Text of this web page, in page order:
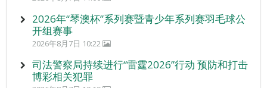
2026年“琴澳杯”系列赛暨青少年系列赛羽毛球公
开组赛事
2026年8月7日 10:22
司法警察局持续进行“雷霆2026”行动 预防和打击
博彩相关犯罪